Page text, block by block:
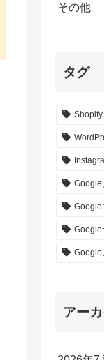
その他
タグ
Shopify
Google
Google
Google
Google
アー